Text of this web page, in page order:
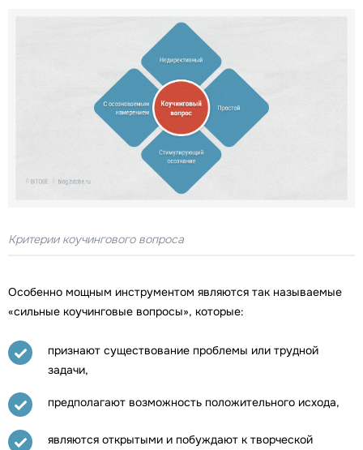
Критерии коучингового вопроса
Особенно мощным инструментом являются так называемые
«сильные коучинговые вопросы», которые:
признают существование проблемы или трудной
задачи,
предполагают возможность положительного исхода,
являются открытыми и побуждают к творческой